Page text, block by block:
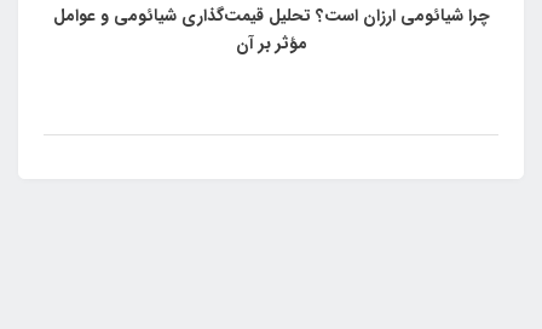
چرا شیائومی ارزان است؟ تحلیل قیمت‌گذاری شیائومی و عوامل
مؤثر بر آن